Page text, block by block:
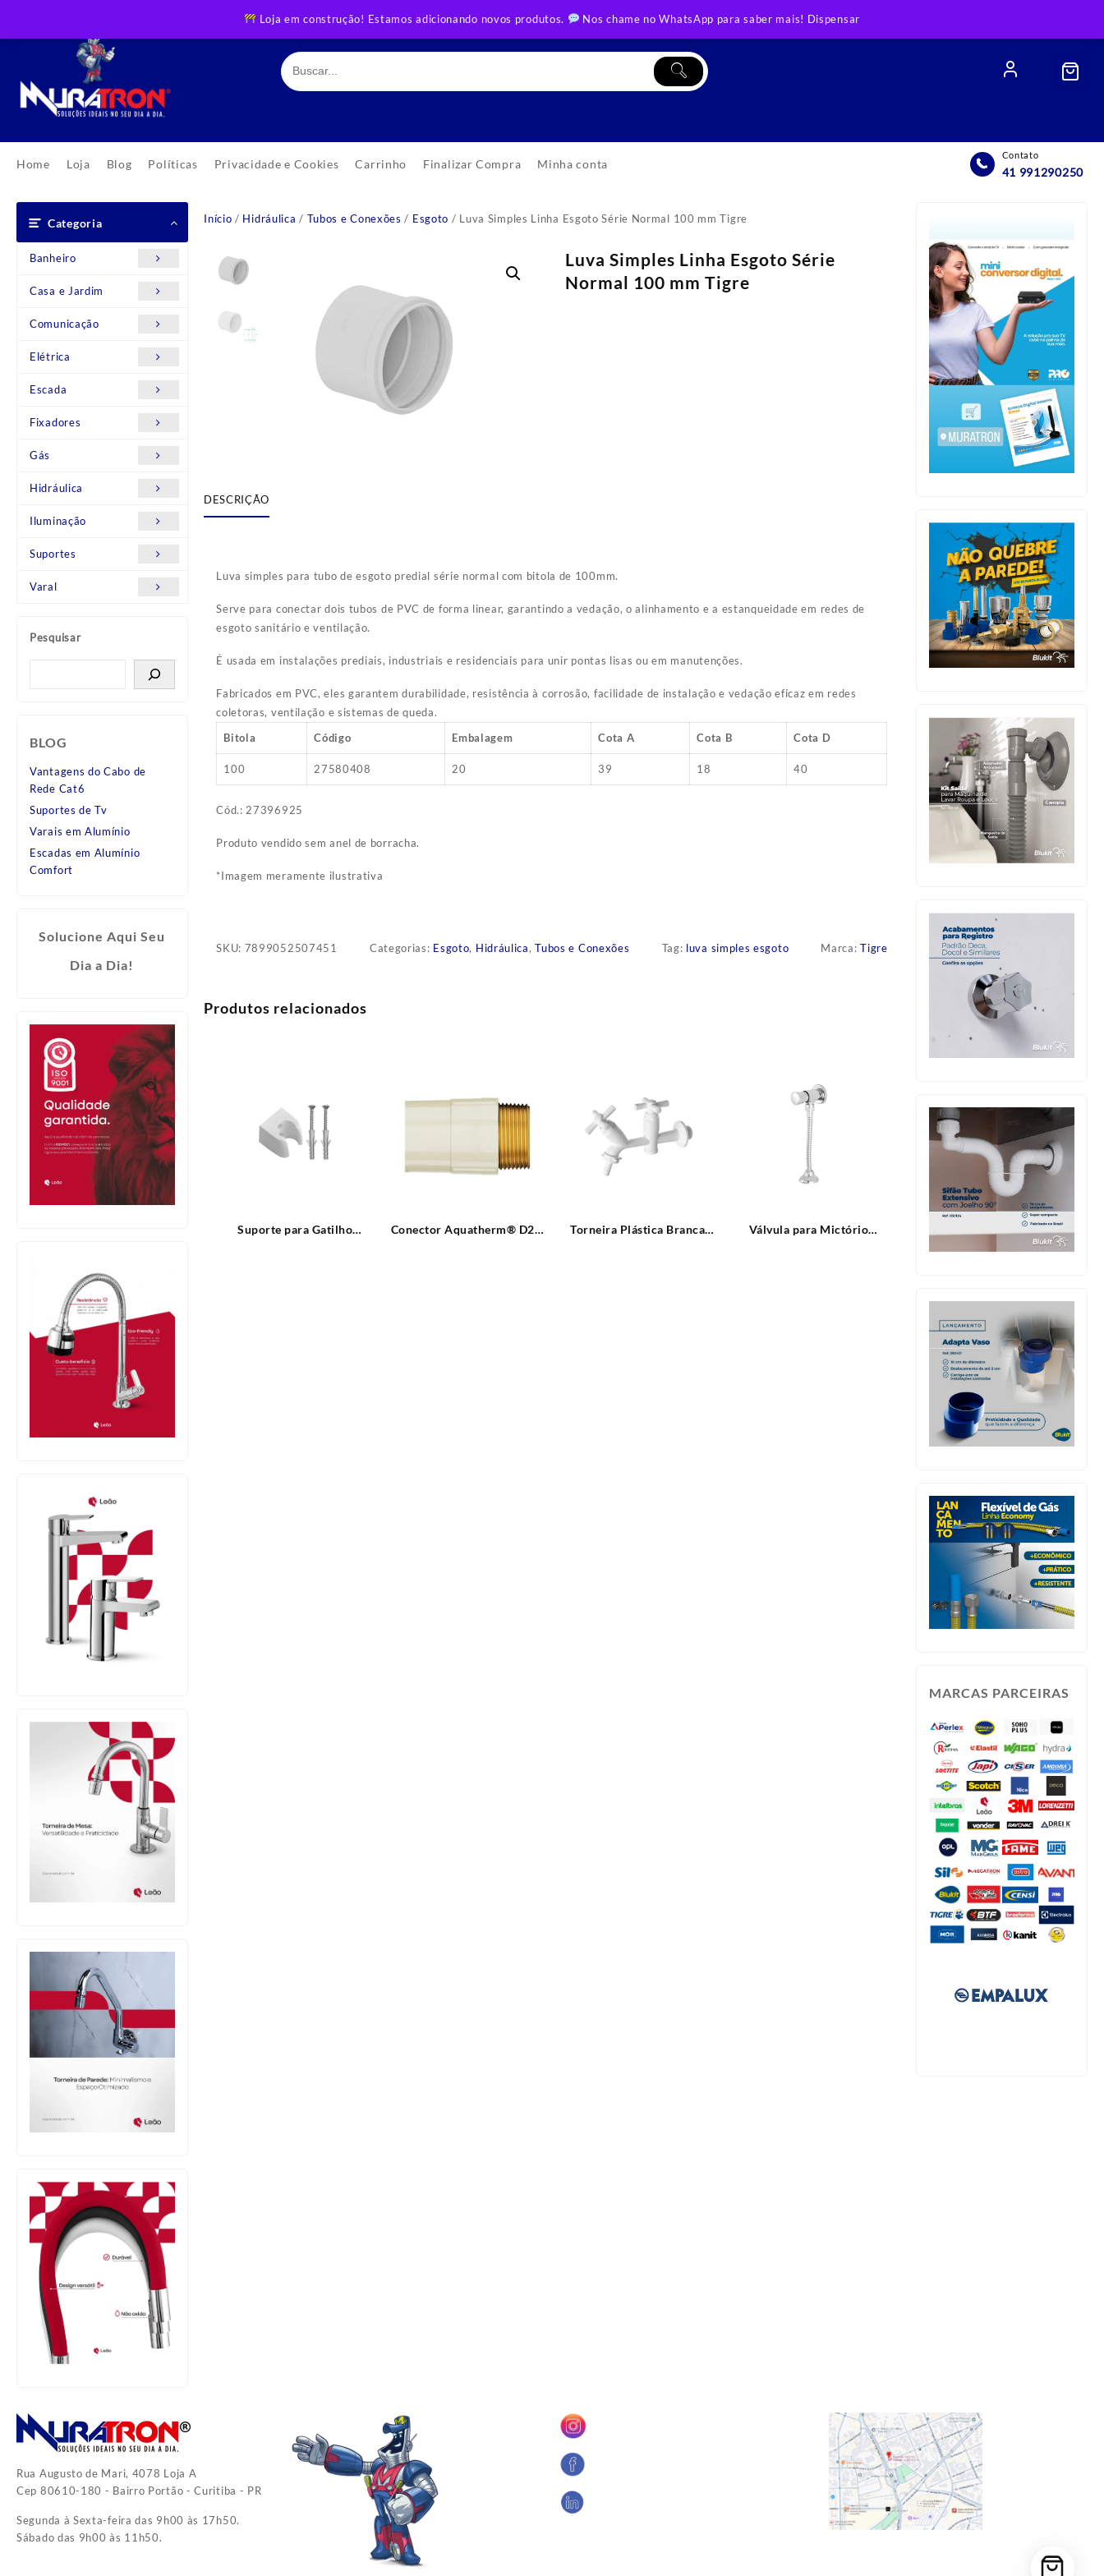
Loja em construção! Estamos adicionando novos produtos. Nos chame no WhatsApp para saber mais! Dispensar
content
Home Loja Blog Políticas Privacidade e Cookies Carrinho Finalizar Compra Minha conta
Contato
41 991290250
Categoria
Banheiro
Casa e Jardim
Comunicação
Elétrica
Escada
Fixadores
Gás
Hidráulica
Iluminação
Suportes
Varal
Pesquisar
BLOG
Vantagens do Cabo de
Rede Cat6
Suportes de Tv
Varais em Alumínio
Escadas em Alumínio
Comfort
Solucione Aqui Seu
Dia a Dia!
Início / Hidráulica / Tubos e Conexões / Esgoto / Luva Simples Linha Esgoto Série Normal 100 mm Tigre
Luva Simples Linha Esgoto Série
Normal 100 mm Tigre
DESCRIÇÃO
Luva simples para tubo de esgoto predial série normal com bitola de 100mm.
Serve para conectar dois tubos de PVC de forma linear, garantindo a vedação, o alinhamento e a estanqueidade em redes de
esgoto sanitário e ventilação.
É usada em instalações prediais, industriais e residenciais para unir pontas lisas ou em manutenções.
Fabricados em PVC, eles garantem durabilidade, resistência à corrosão, facilidade de instalação e vedação eficaz em redes
coletoras, ventilação e sistemas de queda.
Bitola
Código Embalagem Cota A Cota B Cota D
100 27580408 20 39 18 40
Cód.: 27396925
Produto vendido sem anel de borracha.
*Imagem meramente ilustrativa
SKU: 7899052507451 Categorias: Esgoto, Hidráulica,Tubos e Conexões Tag: luva simples esgoto Marca:Tigre
Produtos relacionados
Suporte para Gatilho
Conector Aquatherm® D22
Torneira Plástica Branca
Válvula para Mictório
MARCAS PARCEIRAS
Rua Augusto de Mari, 4078 Loja A
Cep 80610-180 - Bairro Portão - Curitiba - PR
Segunda à Sexta-feira das 9h00 às 17h50.
Sábado das 9h00 às 11h50.